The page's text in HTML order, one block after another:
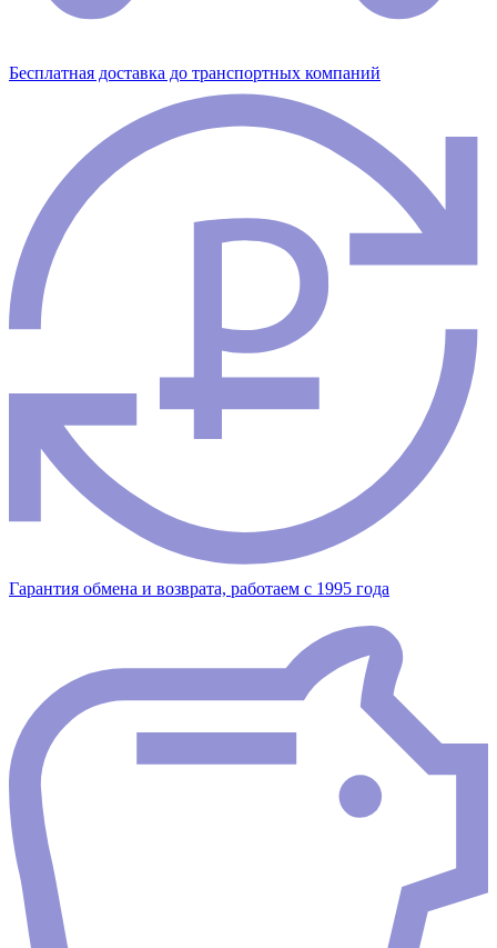
Бесплатная доставка до транспортных компаний
Гарантия обмена и возврата, работаем с 1995 года